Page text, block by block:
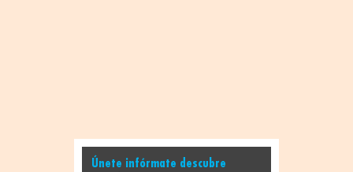
Únete infórmate descubre